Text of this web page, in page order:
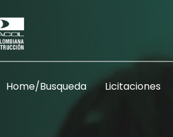
Home/Busqueda Licitaciones